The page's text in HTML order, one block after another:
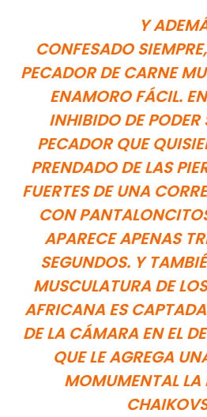
Y ADEMÁS,
CONFESADO
PECADOR DE CARNE
ENAMORO FÁCIL.
INHIBIDO DE PODER
PECADOR QUE
PRENDADO DE LAS
FUERTES DE UNA
CON
APARECE APENAS
SEGUNDOS. Y
MUSCULATURA DE
AFRICANA ES
DE LA CÁMARA EN EL
QUE LE AGREGA
MOMUMENTAL LA